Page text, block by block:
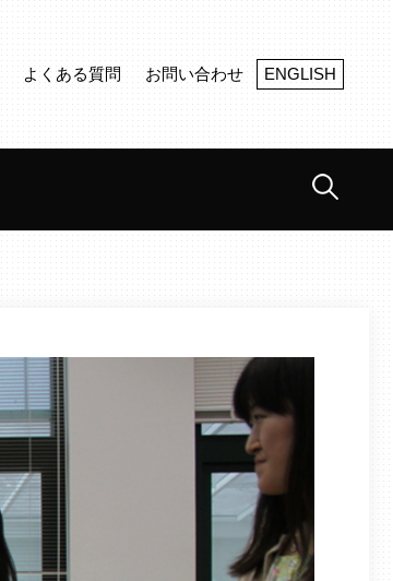
よくある質問 お問い合わせ ENGLISH
検
索: